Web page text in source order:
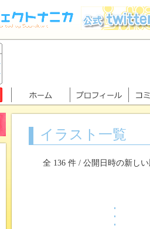
イラスト一覧
全 136 件 / 公開日時の新し